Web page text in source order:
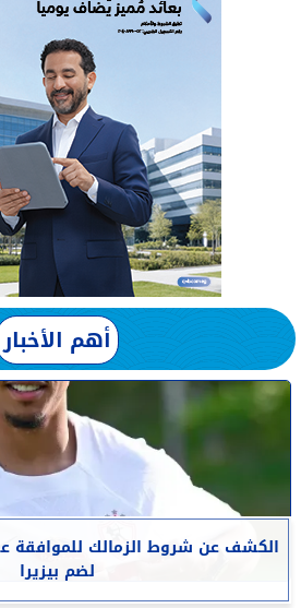
أهم الأخبار
الكشف عن شروط الزمالك للموافقة
لضم بيزيرا